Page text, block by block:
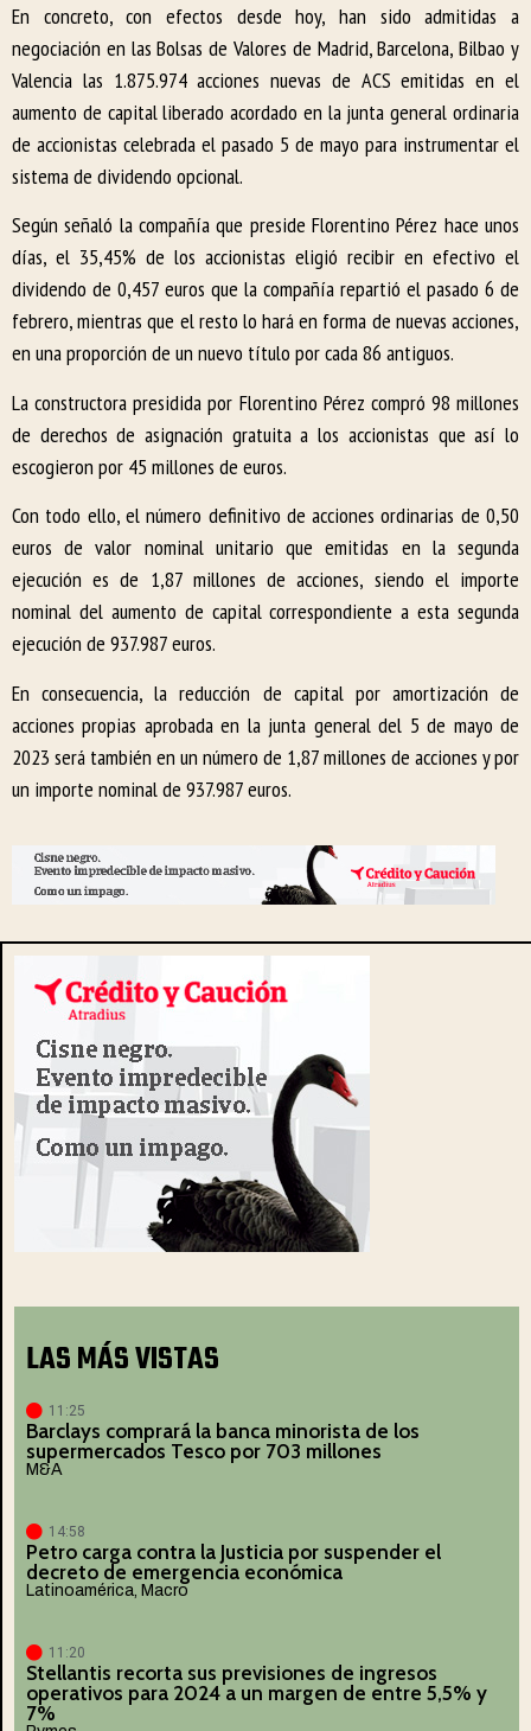
En concreto, con efectos desde hoy, han sido admitidas a
negociación en las Bolsas de Valores de Madrid, Barcelona, Bilbao y
Valencia las 1.875.974 acciones nuevas de ACS emitidas en el
aumento de capital liberado acordado en la junta general ordinaria
de accionistas celebrada el pasado 5 de mayo para instrumentar el
sistema de dividendo opcional.
Según señaló la compañía que preside Florentino Pérez hace unos
días, el 35,45% de los accionistas eligió recibir en efectivo el
dividendo de 0,457 euros que la compañía repartió el pasado 6 de
febrero, mientras que el resto lo hará en forma de nuevas acciones,
en una proporción de un nuevo título por cada 86 antiguos.
La constructora presidida por Florentino Pérez compró 98 millones
de derechos de asignación gratuita a los accionistas que así lo
escogieron por 45 millones de euros.
Con todo ello, el número definitivo de acciones ordinarias de 0,50
euros de valor nominal unitario que emitidas en la segunda
ejecución es de 1,87 millones de acciones, siendo el importe
nominal del aumento de capital correspondiente a esta segunda
ejecución de 937.987 euros.
En consecuencia, la reducción de capital por amortización de
acciones propias aprobada en la junta general del 5 de mayo de
2023 será también en un número de 1,87 millones de acciones y por
un importe nominal de 937.987 euros.
LAS MÁS VISTAS
11:25
Barclays comprará la banca minorista de los
supermercados Tesco por 703 millones
M&A
14:58
Petro carga contra la Justicia por suspender el
decreto de emergencia económica
Latinoamérica Macro
11:20
Stellantis recorta sus previsiones de ingresos
operativos para 2024 a un margen de entre 5,5% y
7%